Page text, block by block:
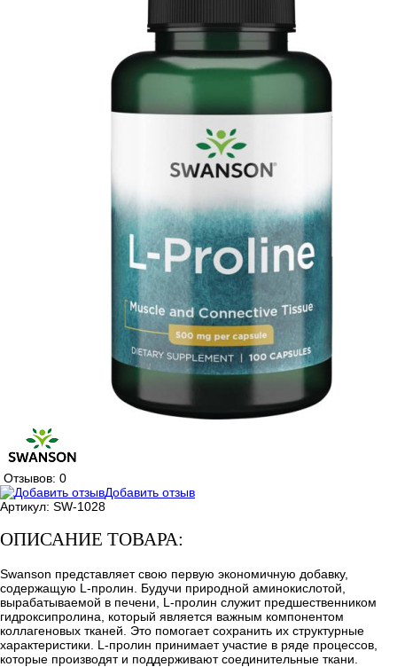
Отзывов: 0
Добавить отзыв
Артикул: SW-1028
ОПИСАНИЕ ТОВАРА:
Swanson представляет свою первую экономичную добавку,
содержащую L-пролин. Будучи природной аминокислотой,
вырабатываемой в печени, L-пролин служит предшественником
гидроксипролина, который является важным компонентом
коллагеновых тканей. Это помогает сохранить их структурные
характеристики. L-пролин принимает участие в ряде процессов,
которые производят и поддерживают соединительные ткани.